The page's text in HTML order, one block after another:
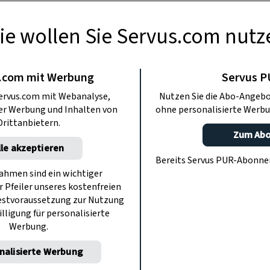
Zimmer
musst du fleißiger sein, als du
Kinder – dem Heft für kleine und
wollen Sie Servus.com
mit Werbung
mit Webanalyse,
Werbung und Inhalten von
akzeptieren
sind ein wichtiger
unseres kostenfreien
zur Nutzung
für personalisierte
Werbung.
Werbung
Servus
Nutzen Sie die Abo-
ohne personalisierte
Zum
Bereits Servus PUR-